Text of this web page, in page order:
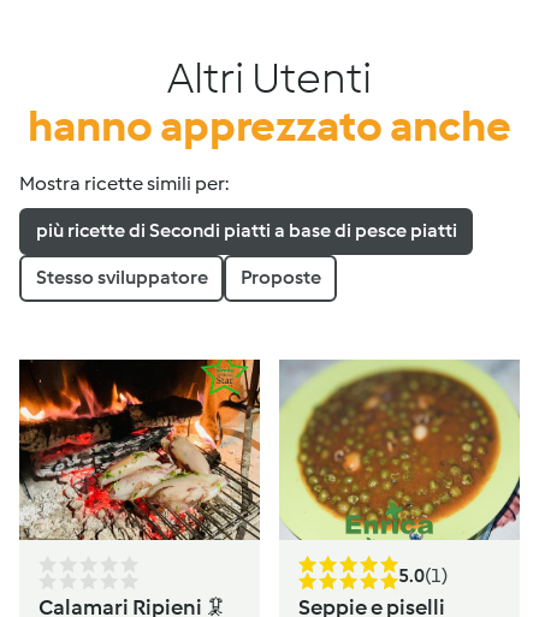
Altri Utenti
hanno apprezzato anche
Mostra ricette simili per:
più ricette di Secondi piatti a base di pesce piatti
Stesso sviluppatore Proposte
Calamari Ripieni 🦑
5.0(1)
Seppie e piselli